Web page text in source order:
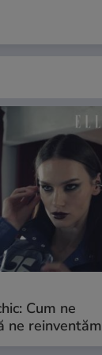
Cum ne
ne reinventăm